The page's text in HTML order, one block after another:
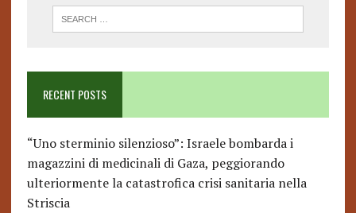
RECENT POSTS
“Uno sterminio silenzioso”: Israele bombarda i
magazzini di medicinali di Gaza, peggiorando
ulteriormente la catastrofica crisi sanitaria nella
Striscia